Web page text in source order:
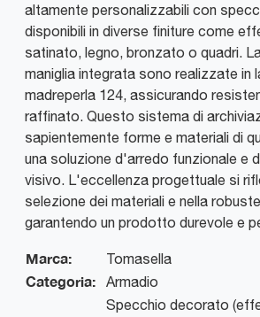
altamente personalizzabili con
disponibili in diverse finiture come
satinato, legno, bronzato o quadri.
maniglia integrata sono realizzate in
madreperla 124, assicurando
raffinato. Questo sistema di
sapientemente forme e materiali di
una soluzione d'arredo funzionale e
visivo. L'eccellenza progettuale si
selezione dei materiali e nella
garantendo un prodotto durevole e
Marca: Tomasella
Categoria: Armadio
Specchio decorato